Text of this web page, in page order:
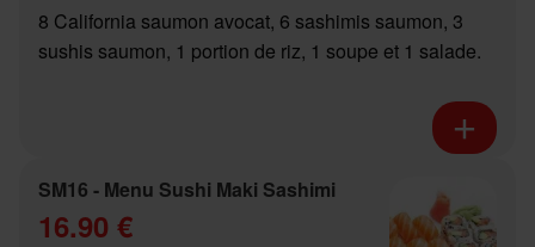
8 California saumon avocat, 6 sashimis saumon, 3
sushis saumon, 1 portion de riz, 1 soupe et 1 salade.
SM16 - Menu Sushi Maki Sashimi
16.90 €